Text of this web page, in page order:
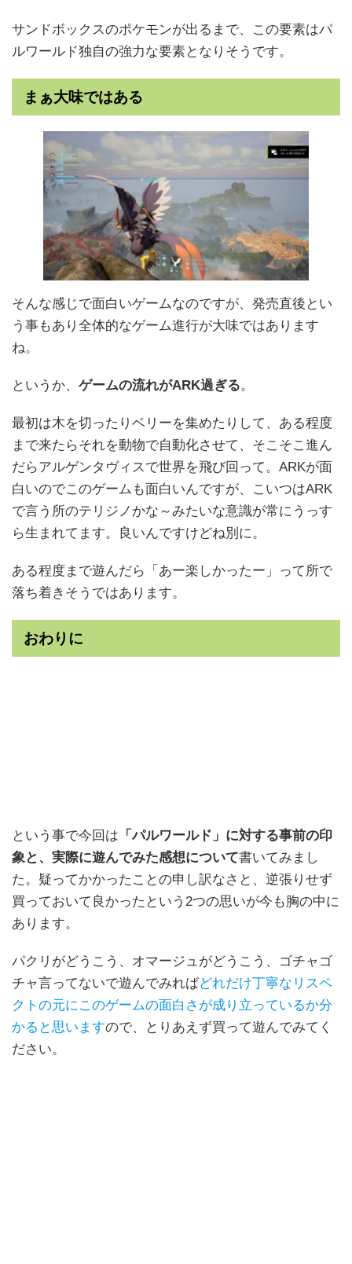
サンドボックスのポケモンが出るまで、この要素はパ
ルワールド独自の強力な要素となりそうです。
まぁ大味ではある
そんな感じで面白いゲームなのですが、発売直後とい
う事もあり全体的なゲーム進行が大味ではあります
ね。
というか、 ゲームの流れがARK過ぎる。
最初は木を切ったりベリーを集めたりして、ある程度
まで来たらそれを動物で自動化させて、そこそこ進ん
だらアルゲンタヴィスで世界を飛び回って。ARKが面
白いのでこのゲームも面白いんですが、こいつはARK
で言う所のテリジノかな～みたいな意識が常にうっす
ら生まれてます。良いんですけどね別に。
ある程度まで遊んだら「あー楽しかったー」って所で
落ち着きそうではあります。
おわりに
という事で今回は 「パルワールド」に対する事前の印
象と、実際に遊んでみた感想について書いてみまし
た。疑ってかかったことの申し訳なさと、逆張りせず
買っておいて良かったという2つの思いが今も胸の中に
あります。
パクリがどうこう、オマージュがどうこう、ゴチャゴ
チャ言ってないで遊んでみればどれだけ丁寧なリスペ
クトの元にこのゲームの面白さが成り立っているか分
かると思いますので、とりあえず買って遊んでみてく
ださい。